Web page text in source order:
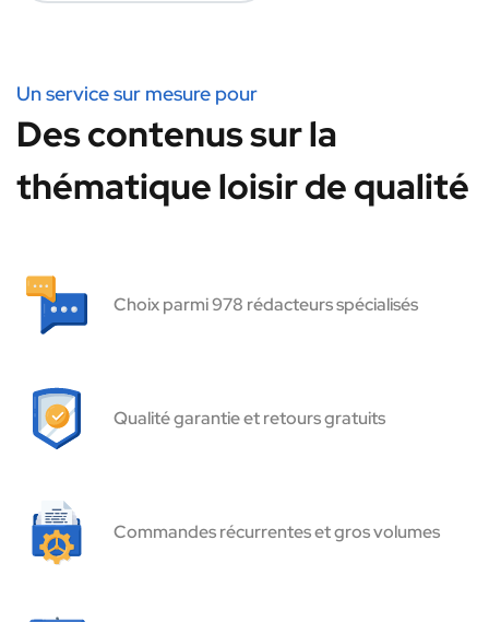
Un service sur mesure pour
Des contenus sur la
thématique loisir de qualité
Choix parmi 978 rédacteurs spécialisés
Qualité garantie et retours gratuits
Commandes récurrentes et gros volumes